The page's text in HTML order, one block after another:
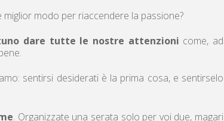
miglior modo per riaccendere la passione?
dare tutte le nostre attenzioni come, ad
sentirsi desiderati è la prima cosa, e sentirselo
. Organizzate una serata solo per voi due, magari